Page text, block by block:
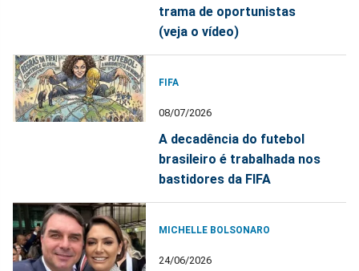
trama de oportunistas
(veja o vídeo)
FIFA
08/07/2026
A decadência do futebol
brasileiro é trabalhada nos
bastidores da FIFA
MICHELLE BOLSONARO
24/06/2026